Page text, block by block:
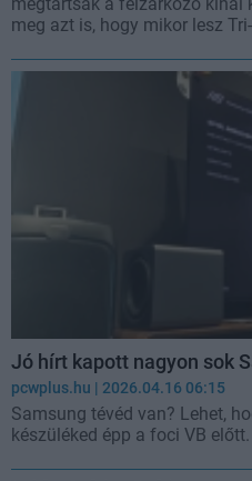
meg azt is, hogy mikor lesz
Jó hírt kapott nagyon sok
pcwplus.hu | 2026.04.16 06:15
Samsung tévéd van? Lehet,
készüléked épp a foci VB előtt.